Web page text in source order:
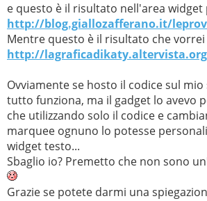
</tr>
<tr>
<td>
&nbsp;</td>
</tr>
<tr>
&nbsp;
</td>
</tr>
<tr>
<td>
&nbsp;</td>
</tr>
<tr>
<marquee direction=
<p align=
            scrivi qui scrivi qui
            scrivi qui scrivi qui
e questo è il risultato nell'area
http://blog.giallozafferano.it/
Mentre questo è il risultato che
http://
Ovviamente se hosto il codice sul
tutto funziona, ma il gadget lo avevo
che utilizzando solo il codice e
marquee ognuno lo potesse
widget testo...
Sbaglio io? Premetto che non sono
Grazie se potete darmi una